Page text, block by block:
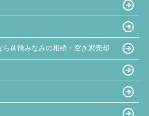
前橋みなみの相続・空き家売却